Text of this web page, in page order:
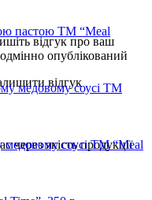
пастою ТМ “Meal
медовому соусі ТМ “Meal
відгук про ваш
опублікований
відгук
через якість продукції